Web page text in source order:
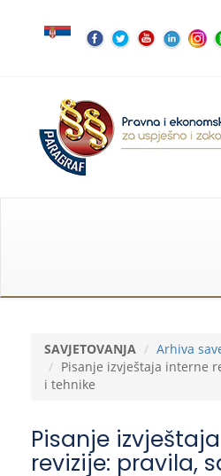
SAVJETOVANJA
Arhiva
Pisanje izvještaja interne
i tehnike
Pisanje
revizije: pravila,